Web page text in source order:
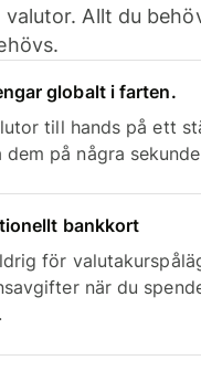
Allt du
globalt i farten.
till hands på ett
på några
bankkort
för
när du